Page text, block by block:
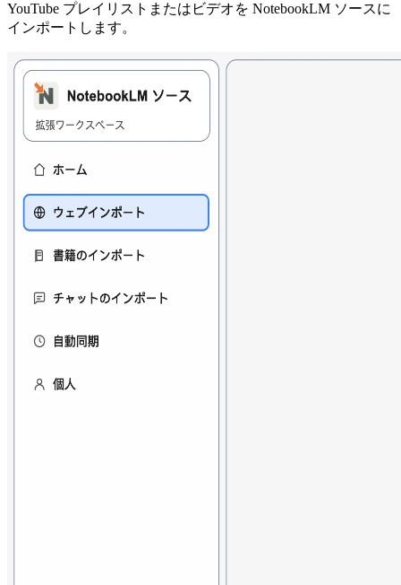
YouTube プレイリストまたはビデオを NotebookLM ソースに
インポートします。